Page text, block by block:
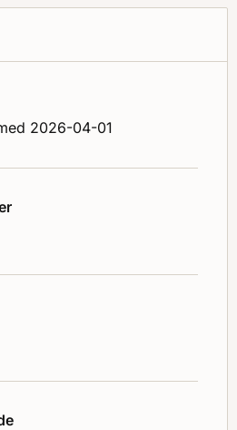
2026-04-01